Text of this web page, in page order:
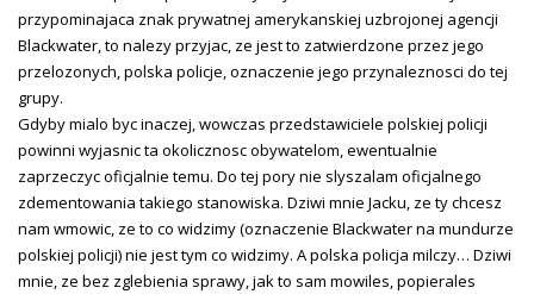
przypominajaca znak prywatnej amerykanskiej uzbrojonej agencji
Blackwater, to nalezy przyjac, ze jest to zatwierdzone przez jego
przelozonych, polska policje, oznaczenie jego przynaleznosci do tej
grupy.
Gdyby mialo byc inaczej, wowczas przedstawiciele polskiej policji
powinni wyjasnic ta okolicznosc obywatelom, ewentualnie
zaprzeczyc oficjalnie temu. Do tej pory nie slyszalam oficjalnego
zdementowania takiego stanowiska. Dziwi mnie Jacku, ze ty chcesz
nam wmowic, ze to co widzimy (oznaczenie Blackwater na mundurze
polskiej policji) nie jest tym co widzimy. A polska policja milczy… Dziwi
mnie, ze bez zglebienia sprawy, jak to sam mowiles, popierales